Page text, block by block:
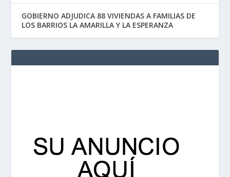
GOBIERNO ADJUDICA 88 VIVIENDAS A FAMILIAS DE
LOS BARRIOS LA AMARILLA Y LA ESPERANZA